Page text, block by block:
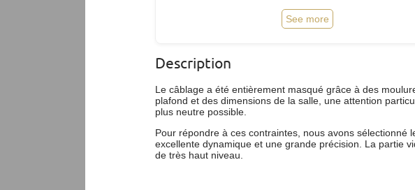
puissante, prise en charge des formats audio-vidéo…
See more
Description
Le câblage a été entièrement masqué grâce à des
plafond et des dimensions de la salle, une attention
plus neutre possible.
Pour répondre à ces contraintes, nous avons sélectionné
excellente dynamique et une grande précision. La partie
de très haut niveau.